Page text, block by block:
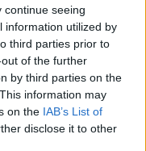
continue seeing
information utilized by
third parties prior to
of the further
by third parties on the
information may
on the IAB’s List of
disclose it to other
των
αν
που
κίνησή τους.